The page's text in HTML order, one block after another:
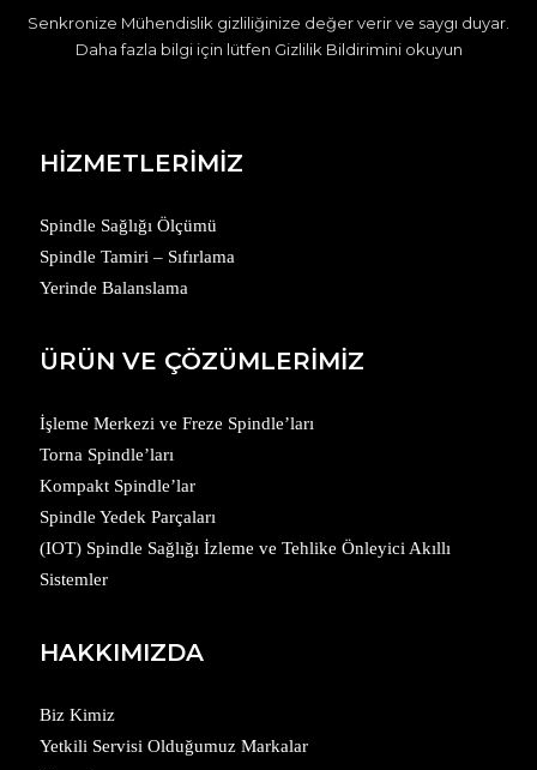
Senkronize Mühendislik gizliliğinize değer verir ve saygı duyar.
Daha fazla bilgi için lütfen Gizlilik Bildirimini okuyun
HİZMETLERİMİZ
Spindle Sağlığı Ölçümü
Spindle Tamiri – Sıfırlama
Yerinde Balanslama
ÜRÜN VE ÇÖZÜMLERİMİZ
İşleme Merkezi ve Freze Spindle’ları
Torna Spindle’ları
Kompakt Spindle’lar
Spindle Yedek Parçaları
(IOT) Spindle Sağlığı İzleme ve Tehlike Önleyici Akıllı
Sistemler
HAKKIMIZDA
Biz Kimiz
Yetkili Servisi Olduğumuz Markalar